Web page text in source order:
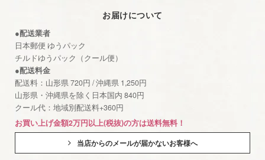
お届けについて
●配送業者
日本郵便 ゆうパック
チルドゆうパック（クール便）
●配送料金
配送料：山形県 720円 / 沖縄県 1,250円
山形県・沖縄県を除く日本国内 840円
クール代：地域別配送料+360円
お買い上げ金額2万円以上(税抜)の方は送料無料！
当店からのメールが届かないお客様へ